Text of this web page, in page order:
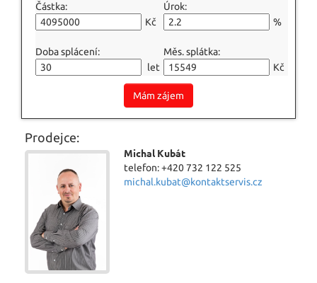
Částka:
Kč
Úrok:
%
Doba splácení:
let
Měs. splátka:
Kč
Mám zájem
Prodejce:
Michal Kubát
telefon: +420 732 122 525
michal.kubat@kontaktservis.cz